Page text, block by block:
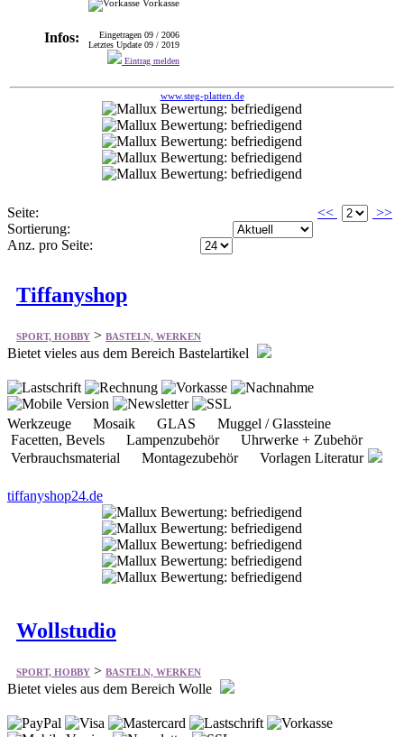
Vorkasse
Infos:
Eingetragen 09 / 2006
Letztes Update 09 / 2019
Eintrag melden
www.steg-platten.de
Seite: <<
>>
Sortierung:
Anz. pro Seite:
Tiffanyshop
SPORT, HOBBY > BASTELN, WERKEN
Bietet vieles aus dem Bereich Bastelartikel
Werkzeuge Mosaik GLAS Muggel / Glassteine
Facetten, Bevels Lampenzubehör Uhrwerke + Zubehör
Verbrauchsmaterial Montagezubehör Vorlagen Literatur
tiffanyshop24.de
Wollstudio
SPORT, HOBBY > BASTELN, WERKEN
Bietet vieles aus dem Bereich Wolle